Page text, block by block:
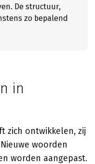
De structuur,
zo bepalend
in
zich ontwikkelen, zij
woorden
worden aangepast.